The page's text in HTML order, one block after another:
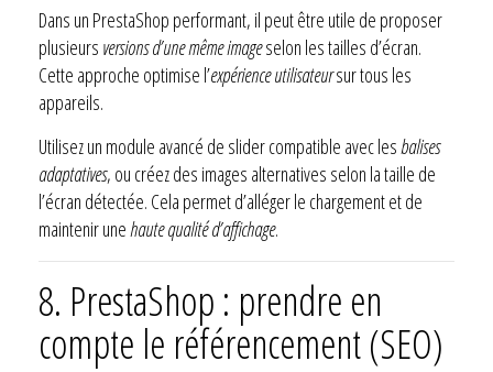
Dans un PrestaShop performant, il peut être utile de proposer
plusieurs versions d’une même imageselon les tailles d’écran.
Cette approche optimise l’expérience utilisateursur tous les
appareils.
Utilisez un module avancé de slider compatible avec les balises
adaptatives, ou créez des images alternatives selon la taille de
l’écran détectée. Cela permet d’alléger le chargement et de
maintenir une haute qualité d’affichage.
8. PrestaShop : prendre en
compte le référencement (SEO)